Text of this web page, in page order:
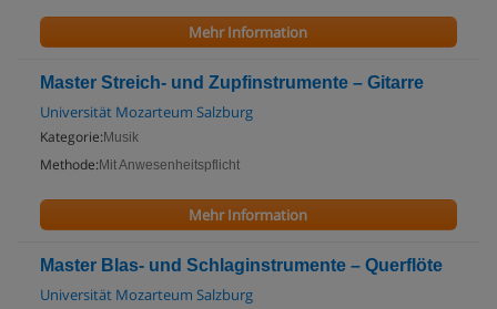
Mehr Information
Master Streich- und Zupfinstrumente – Gitarre
Universität Mozarteum Salzburg
Kategorie: Musik
Methode: Mit Anwesenheitspflicht
Mehr Information
Master Blas- und Schlaginstrumente – Querflöte
Universität Mozarteum Salzburg